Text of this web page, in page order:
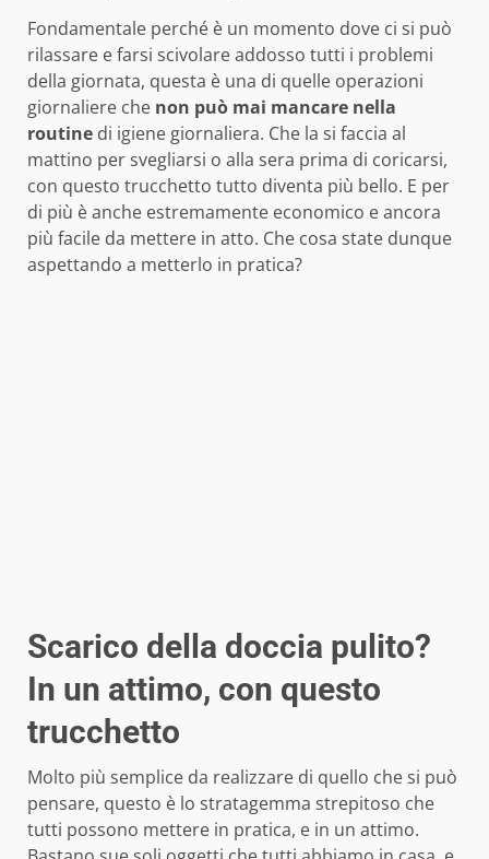
Fondamentale perché è un momento dove ci si può
rilassare e farsi scivolare addosso tutti i problemi
della giornata, questa è una di quelle operazioni
giornaliere che non può mai mancare nella
routine di igiene giornaliera. Che la si faccia al
mattino per svegliarsi o alla sera prima di coricarsi,
con questo trucchetto tutto diventa più bello. E per
di più è anche estremamente economico e ancora
più facile da mettere in atto. Che cosa state dunque
aspettando a metterlo in pratica?
Scarico della doccia pulito?
In un attimo, con questo
trucchetto
Molto più semplice da realizzare di quello che si può
pensare, questo è lo stratagemma strepitoso che
tutti possono mettere in pratica, e in un attimo.